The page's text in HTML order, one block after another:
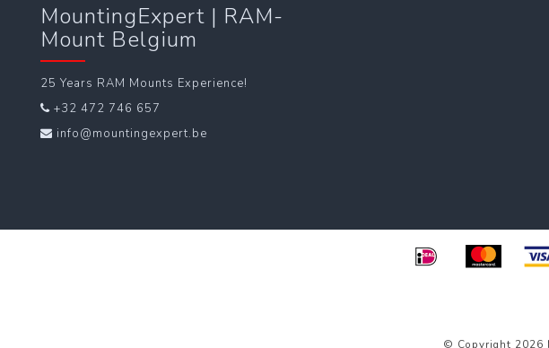
MountingExpert | RAM-
Mount Belgium
25 Years RAM Mounts Experience!
+32 472 746 657
info@mountingexpert.be
© Copyright 2026